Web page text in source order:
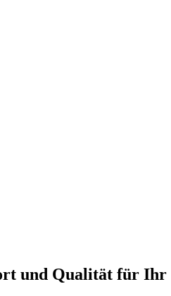
und Qualität für Ihr